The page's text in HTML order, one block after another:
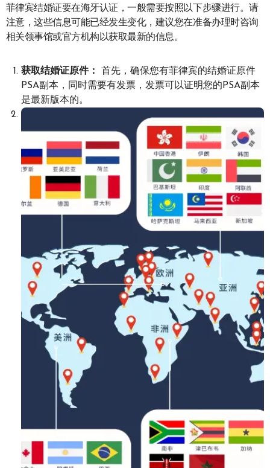
菲律宾结婚证要在海牙认证，一般需要按照以下步骤进行。请
注意，这些信息可能已经发生变化，建议您在准备办理时咨询
相关领事馆或官方机构以获取最新的信息。
获取结婚证原件：
首先，确保您有菲律宾的结婚证原件
PSA副本，同时需要有发票，发票可以证明您的PSA副本
是最新版本的。